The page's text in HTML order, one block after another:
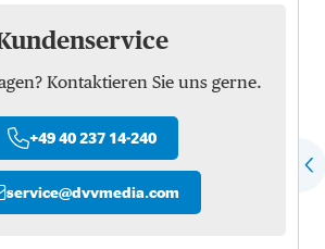
Kontaktieren Sie uns gerne.
+49 40 237 14-240
service@dvvmedia.com